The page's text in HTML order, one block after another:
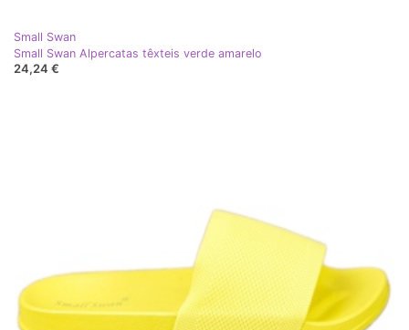
Small Swan
Small Swan Alpercatas têxteis verde amarelo
24,24 €